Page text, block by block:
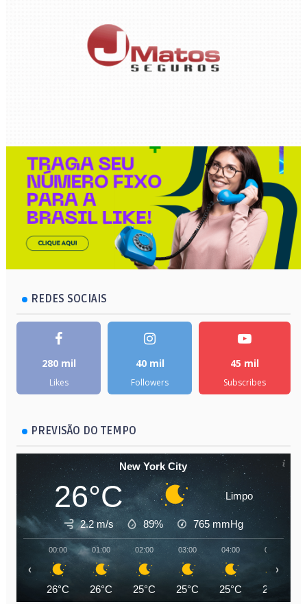
REDES SOCIAIS
280 mil
Likes
40 mil
Followers
45 mil
Subscribes
PREVISÃO DO TEMPO
New York City
26°C Limpo
2.2 m/s 89% 765 mmHg
00:00
26°C
01:00
26°C
02:00
25°C
03:00
25°C
04:00
25°C
05:00
24°C
‹ ›